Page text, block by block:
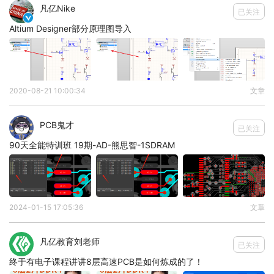
注意器件摆放不要太靠近板框，建议最少

凡亿Nike 已关注
Altium Designer部分原理图导入
2020-08-21 10:00:34 文章
PCB鬼才 已关注
90天全能特训班 19期-AD-熊思智-1SDRAM
2024-01-15 17:05:36 文章
凡亿教育刘老师 已关注
终于有电子课程讲讲8层高速PCB是如何炼成的了！